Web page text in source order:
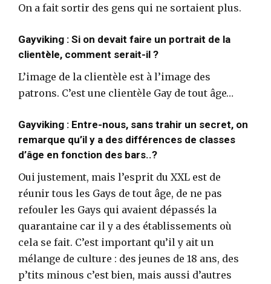
On a fait sortir des gens qui ne sortaient plus.
Gayviking : Si on devait faire un portrait de la
clientèle, comment serait-il ?
L’image de la clientèle est à l’image des
patrons. C’est une clientèle Gay de tout âge…
Gayviking : Entre-nous, sans trahir un secret, on
remarque qu’il y a des différences de classes
d’âge en fonction des bars..?
Oui justement, mais l’esprit du XXL est de
réunir tous les Gays de tout âge, de ne pas
refouler les Gays qui avaient dépassés la
quarantaine car il y a des établissements où
cela se fait. C’est important qu’il y ait un
mélange de culture : des jeunes de 18 ans, des
p’tits minous c’est bien, mais aussi d’autres